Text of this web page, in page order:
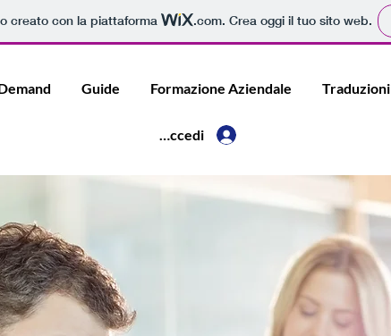
creato con la piattaforma .com. Crea oggi il tuo sito web.
Guide Formazione Aziendale Traduzioni
Accedi